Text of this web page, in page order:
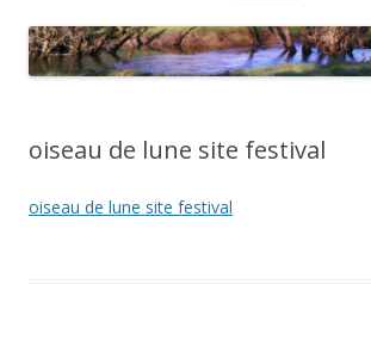
oiseau de lune site festival
oiseau de lune site festival